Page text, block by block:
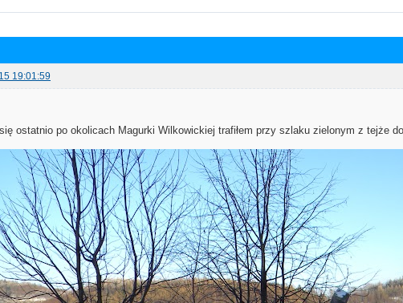
19:01:59
ostatnio po okolicach Magurki Wilkowickiej trafiłem przy szlaku zielonym z tejże